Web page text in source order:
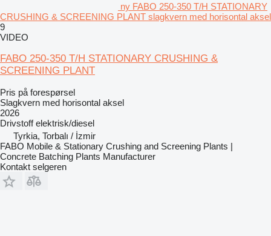
ny FABO 250-350 T/H STATIONARY
CRUSHING & SCREENING PLANT slagkvern med horisontal aksel
9
VIDEO
FABO 250-350 T/H STATIONARY CRUSHING &
SCREENING PLANT
Pris på forespørsel
Slagkvern med horisontal aksel
2026
Drivstoff elektrisk/diesel
Tyrkia, Torbalı / İzmir
FABO Mobile & Stationary Crushing and Screening Plants |
Concrete Batching Plants Manufacturer
Kontakt selgeren